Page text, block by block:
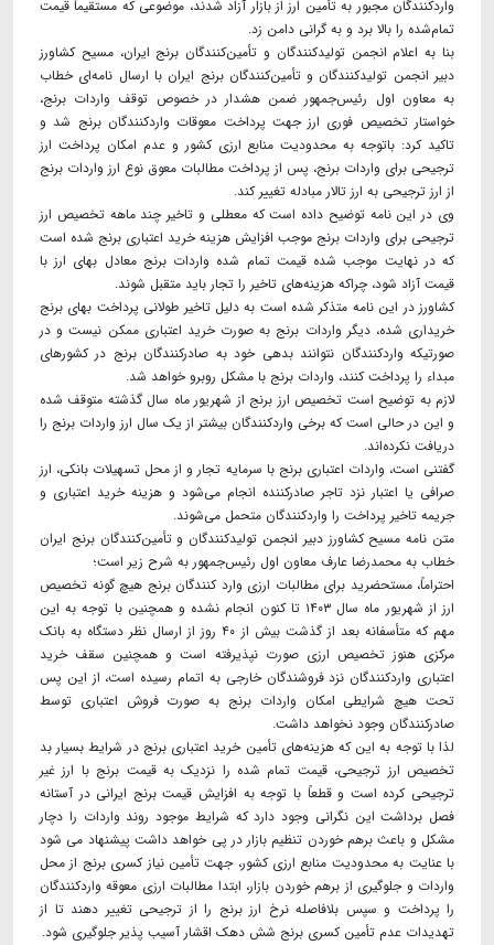
واردکنندگان مجبور به تأمین ارز از بازار آزاد شدند، موضوعی که مستقیماً قیمت
تمام‌شده را بالا برد و به گرانی دامن زد.
بنا به اعلام انجمن تولیدکنندگان و تأمین‌کنندگان برنج ایران، مسیح کشاورز
دبیر انجمن تولیدکنندگان و تأمین‌کنندگان برنج ایران با ارسال نامه‌ای خطاب
به معاون اول رئیس‌جمهور ضمن هشدار در خصوص توقف واردات برنج،
خواستار تخصیص فوری ارز جهت پرداخت معوقات واردکنندگان برنج شد و
تاکید کرد: باتوجه به محدودیت منابع ارزی کشور و عدم امکان پرداخت ارز
ترجیحی برای واردات برنج، پس از پرداخت مطالبات معوق نوع ارز واردات برنج
از ارز ترجیحی به ارز تالار مبادله تغییر کند.
وی در این نامه توضیح داده است که معطلی و تاخیر چند ماهه تخصیص ارز
ترجیحی برای واردات برنج موجب افزایش هزینه‌ خرید اعتباری برنج شده است
که در نهایت موجب شده قیمت تمام شده واردات برنج معادل بهای ارز با
قیمت آزاد شود، چراکه هزینه‌های تاخیر را تجار باید متقبل شوند.
کشاورز در این نامه متذکر شده است به دلیل تاخیر طولانی پرداخت بهای برنج
خریداری شده، دیگر واردات برنج به صورت خرید اعتباری ممکن نیست و در
صورتیکه واردکنندگان نتوانند بدهی خود به صادرکنندگان برنج در کشورهای
مبداء را پرداخت کنند، واردات برنج با مشکل روبرو خواهد شد.
لازم به توضیح است تخصیص ارز برنج از شهریور ماه سال گذشته متوقف شده
و این در حالی است که برخی واردکنندگان بیشتر از یک سال ارز واردات برنج را
دریافت نکرده‌اند.
گفتنی است، واردات اعتباری برنج با سرمایه تجار و از محل تسهیلات بانکی، ارز
صرافی یا اعتبار نزد تاجر صادرکننده انجام می‌شود و هزینه خرید اعتباری و
جریمه تاخیر پرداخت را واردکنندگان متحمل می‌شوند.
متن نامه مسیح کشاورز دبیر انجمن تولیدکنندگان و تأمین‌کنندگان برنج ایران
خطاب به محمدرضا عارف معاون اول رئیس‌جمهور به شرح زیر است؛
احتراماً، مستحضرید برای مطالبات ارزی وارد کنندگان برنج هیچ گونه تخصیص
ارز از شهریور ماه سال ۱۴۰۳ تا کنون انجام نشده و همچنین با توجه به این
مهم که متأسفانه بعد از گذشت بیش از ۴۰ روز از ارسال نظر دستگاه به بانک
مرکزی هنوز تخصیص ارزی صورت نپذیرفته است و همچنین سقف خرید
اعتباری واردکنندگان نزد فروشندگان خارجی به اتمام رسیده است، از این پس
تحت هیچ شرایطی امکان واردات برنج به صورت فروش اعتباری توسط
صادرکنندگان وجود نخواهد داشت.
لذا با توجه به این که هزینه‌های تأمین خرید اعتباری برنج در شرایط بسیار بد
تخصیص ارز ترجیحی، قیمت تمام شده را نزدیک به قیمت برنج با ارز غیر
ترجیحی کرده است و قطعاً با توجه به افزایش قیمت برنج ایرانی در آستانه
فصل برداشت این نگرانی وجود دارد که شرایط موجود روند واردات را دچار
مشکل و باعث برهم خوردن تنظیم بازار در پی خواهد داشت پیشنهاد می شود
با عنایت به محدودیت منابع ارزی کشور، جهت تأمین نیاز کسری برنج از محل
واردات و جلوگیری از برهم خوردن بازار، ابتدا مطالبات ارزی معوقه واردکنندگان
را پرداخت و سپس بلافاصله نرخ ارز برنج را از ترجیحی تغییر دهند تا از
تهدیدات عدم تأمین کسری برنج شش دهک اقشار آسیب پذیر جلوگیری شود.